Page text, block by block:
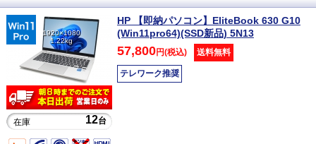
1920×1080
1.22kg
在庫 12台
HP 【即納パソコン】EliteBook 630 G10
(Win11pro64)(SSD新品) 5N13
57,800円(税込) 送料無料
テレワーク推奨